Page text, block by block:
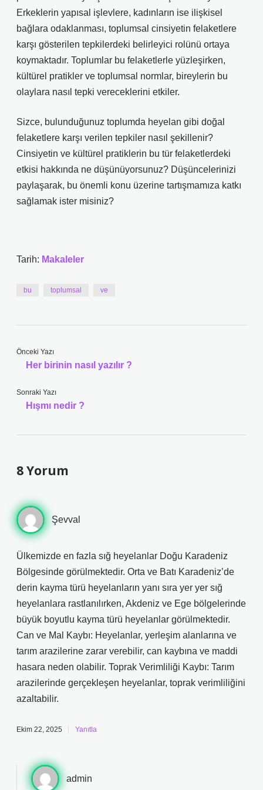
Erkeklerin yapısal işlevlere, kadınların ise ilişkisel
bağlara odaklanması, toplumsal cinsiyetin felaketlere
karşı gösterilen tepkilerdeki belirleyici rolünü ortaya
koymaktadır. Toplumlar bu felaketlerle yüzleşirken,
kültürel pratikler ve toplumsal normlar, bireylerin bu
olaylara nasıl tepki vereceklerini etkiler.
Sizce, bulunduğunuz toplumda heyelan gibi doğal
felaketlere karşı verilen tepkiler nasıl şekillenir?
Cinsiyetin ve kültürel pratiklerin bu tür felaketlerdeki
etkisi hakkında ne düşünüyorsunuz? Düşüncelerinizi
paylaşarak, bu önemli konu üzerine tartışmamıza katkı
sağlamak ister misiniz?
Tarih: Makaleler
bu toplumsal ve
Önceki Yazı
Her birinin nasıl yazılır ?
Sonraki Yazı
Hışmı nedir ?
8 Yorum
Şevval
Ülkemizde en fazla sığ heyelanlar Doğu Karadeniz
Bölgesinde görülmektedir. Orta ve Batı Karadeniz’de
derin kayma türü heyelanların yanı sıra yer yer sığ
heyelanlara rastlanılırken, Akdeniz ve Ege bölgelerinde
büyük boyutlu kayma türü heyelanlar görülmektedir.
Can ve Mal Kaybı: Heyelanlar, yerleşim alanlarına ve
tarım arazilerine zarar verebilir, can kaybına ve maddi
hasara neden olabilir. Toprak Verimliliği Kaybı: Tarım
arazilerinde gerçekleşen heyelanlar, toprak verimliliğini
azaltabilir.
Ekim 22, 2025 Yanıtla
admin